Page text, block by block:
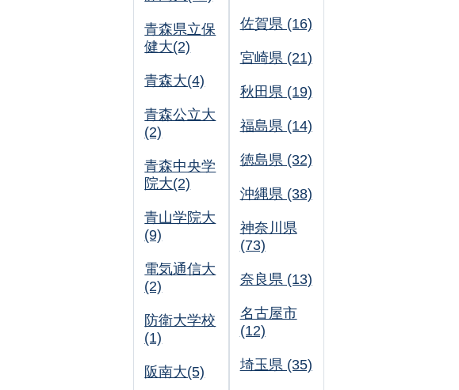
青森県立保
健大(2)
青森大(4)
青森公立大
(2)
青森中央学
院大(2)
青山学院大
(9)
電気通信大
(2)
防衛大学校
(1)
阪南大(5)
佐賀県 (16)
宮崎県 (21)
秋田県 (19)
福島県 (14)
徳島県 (32)
沖縄県 (38)
神奈川県
(73)
奈良県 (13)
名古屋市
(12)
埼玉県 (35)